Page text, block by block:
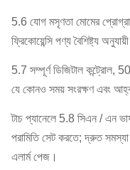
5.6 যোগ মসৃণতা মোমের
ফ্রিকোয়েন্সি পণ্য বৈশিষ্ট্য
5.7 সম্পূর্ণ ডিজিটাল কন্ট্রোল,
যে কোনও সময় সংরক্ষণ এবং
টাচ প্যানেলে 5.8 সিএন / এন
পরামিতি সেট করতে; দ্রুত
এলার্ম পেজ।